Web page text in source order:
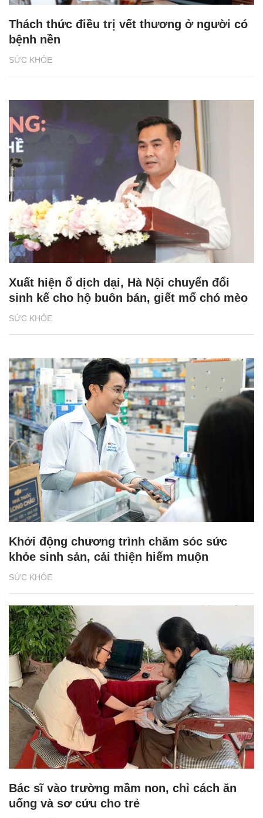
SỨC KHỎE
Thách thức điều trị vết thương ở người có
bệnh nền
SỨC KHỎE
Xuất hiện ổ dịch dại, Hà Nội chuyển đổi
sinh kế cho hộ buôn bán, giết mổ chó mèo
SỨC KHỎE
Khởi động chương trình chăm sóc sức
khỏe sinh sản, cải thiện hiếm muộn
Bác sĩ vào trường mầm non, chỉ cách ăn
uống và sơ cứu cho trẻ